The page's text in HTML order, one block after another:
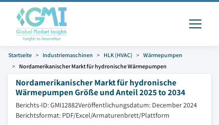
Startseite Industriemaschinen HLK (HVAC)
Wärmepumpen
Nordamerikanischer Markt für hydronische Wärmepumpen
Nordamerikanischer Markt für hydronische
Wärmepumpen Größe und Anteil 2025 to 2034
Berichts-ID: GMI12882Veröffentlichungsdatum: December 2024
Berichtsformat: PDF/Excel/Armaturenbrett/Plattform